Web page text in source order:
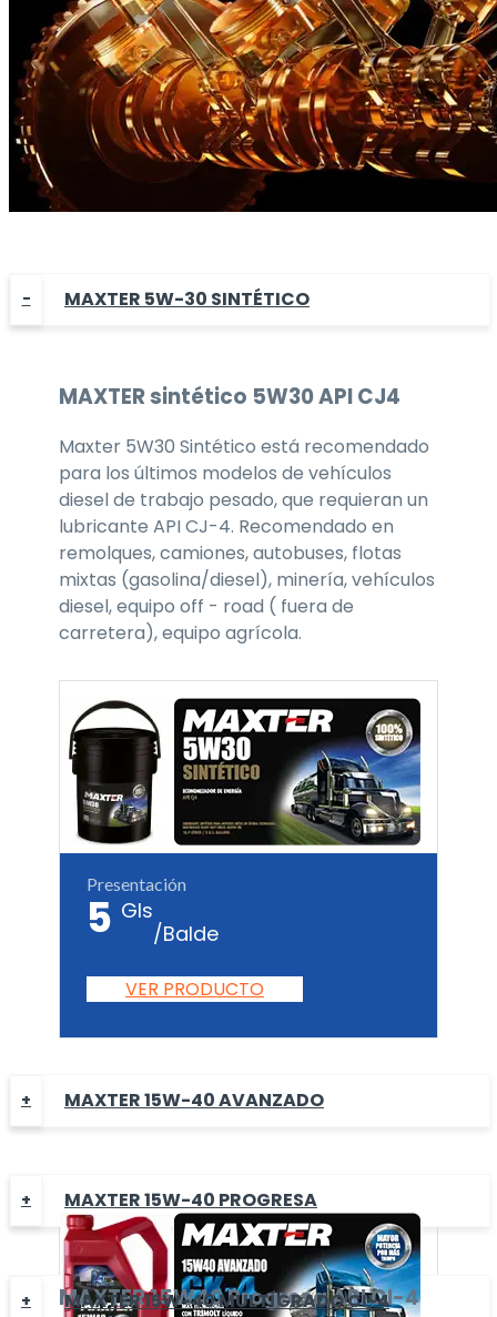
MAXTER 5W-30 SINTÉTICO
MAXTERsintético 5W30API CJ4
Maxter 5W30 Sintético está recomendado
para los últimos modelos de vehículos
diesel de trabajo pesado, que requieran un
lubricante API CJ-4. Recomendado en
remolques, camiones, autobuses, flotas
mixtas (gasolina/diesel), minería, vehículos
diesel, equipo off - road ( fuera de
carretera), equipo agrícola.
Presentación
5 Gls
/Balde
VER PRODUCTO
MAXTER 15W-40 AVANZADO
MAXTER 15W-40 PROGRESA
MAXTER15W40 ProgresaAPI CI-4
MAXTER 15W-40 MULTÍGRADO CI-4